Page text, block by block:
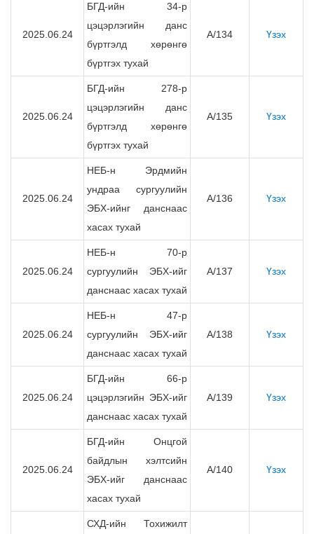
2025.06.24
БГД-ийн 34-р
цэцэрлэгийн данс
бүртгэлд хөрөнгө
бүртгэх тухай
А/134 Үзэх
2025.06.24
БГД-ийн 278-р
цэцэрлэгийн данс
бүртгэлд хөрөнгө
бүртгэх тухай
А/135 Үзэх
2025.06.24
НЕБ-н Эрдмийн
ундраа сургуулийн
ЭБХ-ийнг данснаас
хасах тухай
А/136 Үзэх
2025.06.24
НЕБ-н 70-р
сургуулийн ЭБХ-ийг
данснаас хасах тухай
А/137 Үзэх
2025.06.24
НЕБ-н 47-р
сургуулийн ЭБХ-ийг
данснаас хасах тухай
А/138 Үзэх
2025.06.24
БГД-ийн 66-р
цэцэрлэгийн ЭБХ-ийг
данснаас хасах тухай
А/139 Үзэх
2025.06.24
БГД-ийн Онцгой
байдлын хэлтсийн
ЭБХ-ийг данснаас
хасах тухай
А/140 Үзэх
СХД-ийн Тохижилт